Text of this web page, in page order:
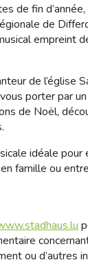
de fin
de
empreint
de l’église
porter par
de Noël,
idéale pour
famille ou
ou d’autres